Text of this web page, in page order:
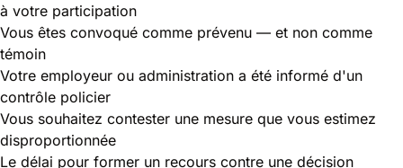
à votre participation
Vous êtes convoqué comme prévenu — et non comme
témoin
Votre employeur ou administration a été informé d'un
contrôle policier
Vous souhaitez contester une mesure que vous estimez
disproportionnée
Le délai pour former un recours contre une décision